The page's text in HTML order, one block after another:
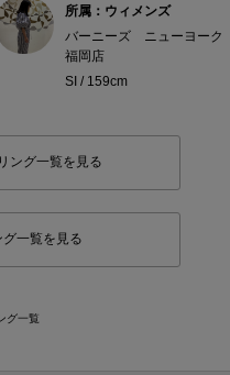
所属：ウィメンズ
バーニーズ ニューヨーク
福岡店
SI / 159cm
ング一覧を見る
一覧を見る
グ一覧